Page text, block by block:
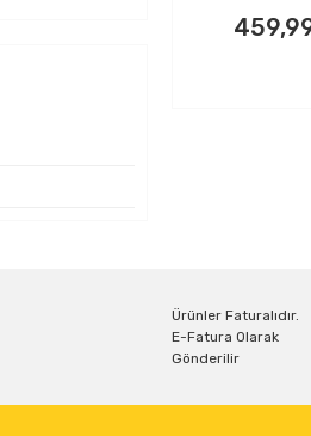
Ürünler Faturalıdır.
E-Fatura Olarak
Gönderilir